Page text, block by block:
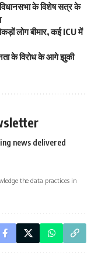
के विशेष सत्र के
लोग बीमार, कई ICU में
के विरोध के आगे झुकी
news delivered
the data practices in